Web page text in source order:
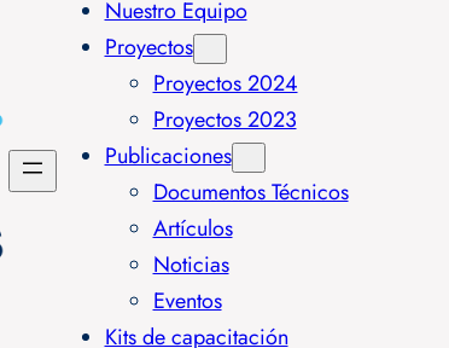
Nuestro Equipo
Proyectos
Proyectos 2024
Proyectos 2023
Publicaciones
Documentos Técnicos
Artículos
Noticias
Eventos
Kits de capacitación